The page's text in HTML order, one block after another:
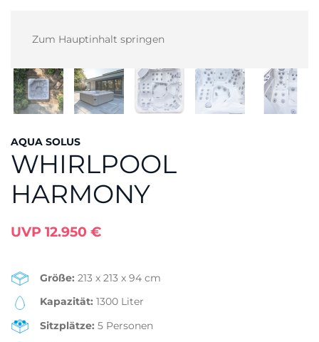
Zum Hauptinhalt springen
AQUA SOLUS
WHIRLPOOL
HARMONY
UVP 12.950 €
Größe: 213 x 213 x 94 cm
Kapazität: 1300 Liter
Sitzplätze: 5 Personen